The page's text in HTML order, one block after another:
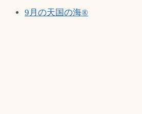
9月の天国の海®